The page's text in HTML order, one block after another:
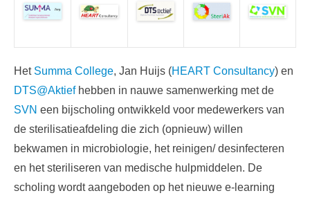
Het Summa College, Jan Huijs (HEART Consultancy) en
DTS@Aktiefhebben in nauwe samenwerking met de
SVN een bijscholing ontwikkeld voor medewerkers van
de sterilisatieafdeling die zich (opnieuw) willen
bekwamen in microbiologie, het reinigen/ desinfecteren
en het steriliseren van medische hulpmiddelen. De
scholing wordt aangeboden op het nieuwe e-learning